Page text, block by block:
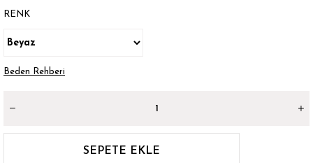
RENK
Beden Rehberi